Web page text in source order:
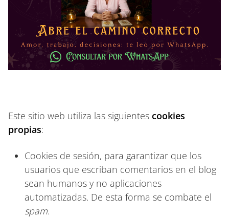
Este sitio web utiliza las siguientes cookies
propias:
Cookies de sesión, para garantizar que los
usuarios que escriban comentarios en el blog
sean humanos y no aplicaciones
automatizadas. De esta forma se combate el
spam.